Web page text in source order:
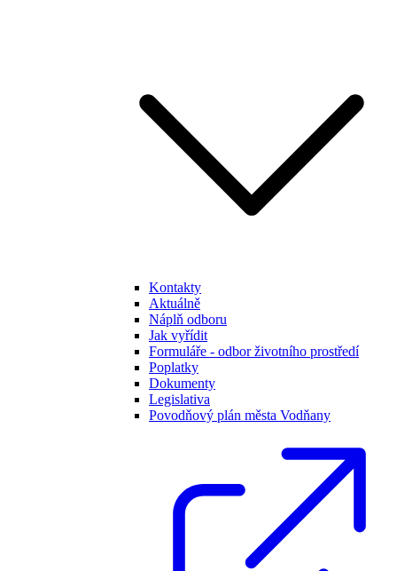
Kontakty
Aktuálně
Náplň odboru
Jak vyřídit
Formuláře - odbor životního prostředí
Poplatky
Dokumenty
Legislativa
Povodňový plán města Vodňany